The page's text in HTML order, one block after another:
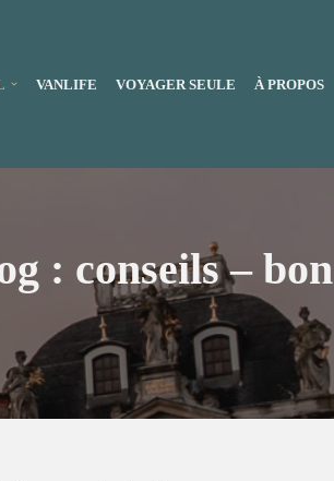
VANLIFE VOYAGER SEULE À PROPOS
: conseils – bon